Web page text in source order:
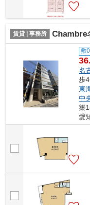
賃貸 | 事務所 Chambre名駅（
敷0
名
歩
東
中
築
愛